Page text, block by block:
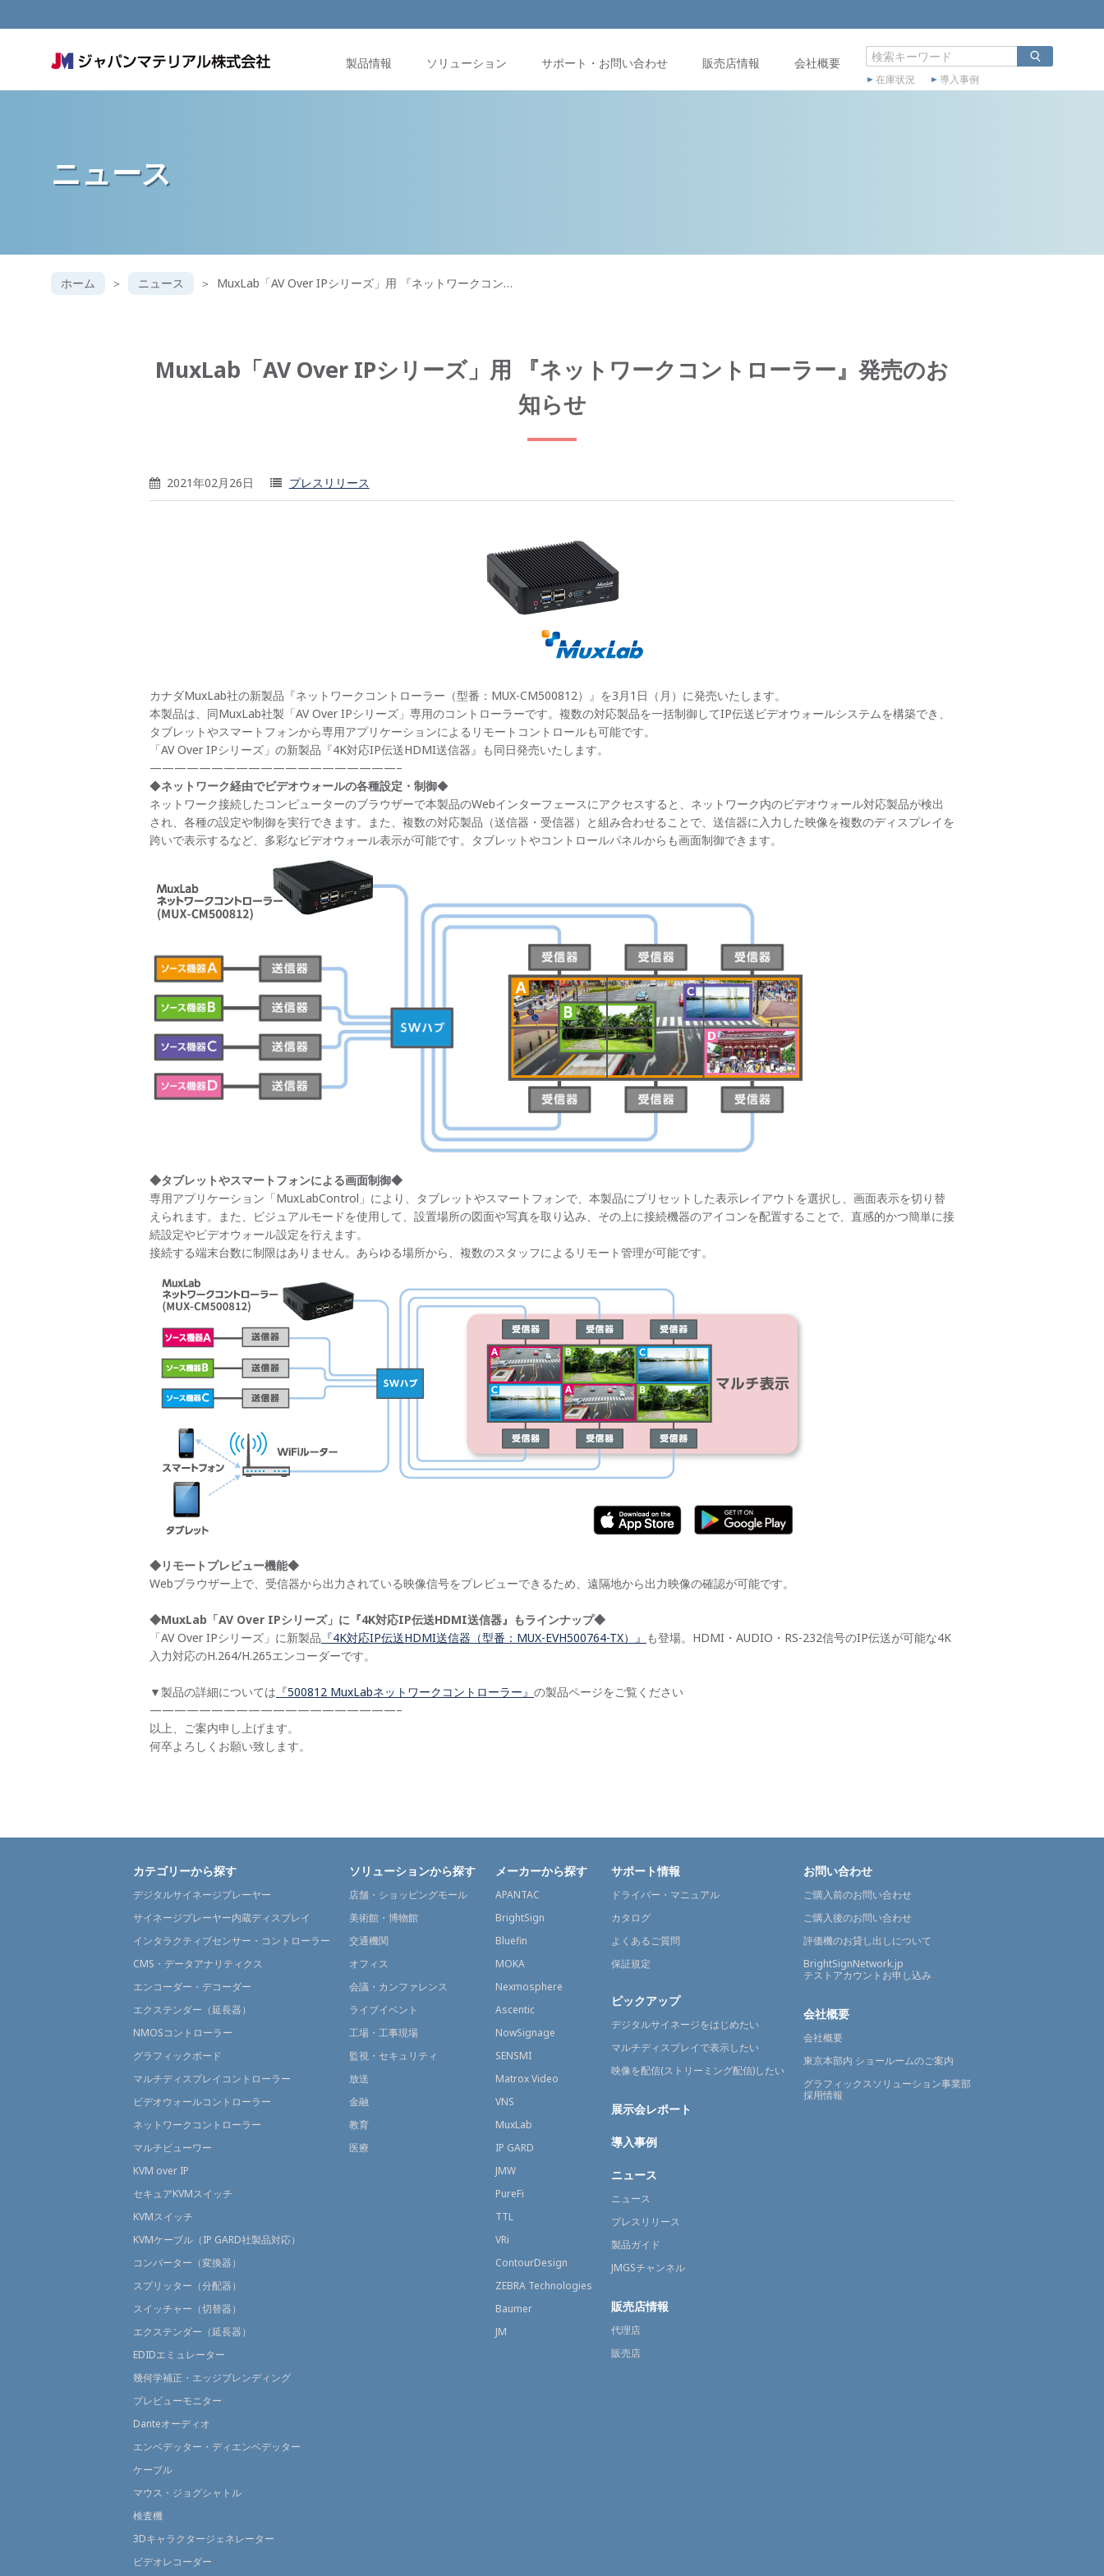
製品情報 ソリューション サポート・お問い合わせ 販売店情報 会社概要
在庫状況 導入事例
ニュース
ホーム ニュース MuxLab「AV Over IPシリーズ」用 『ネットワークコン…
MuxLab「AV Over IPシリーズ」用 『ネットワークコントローラー』発売のお
知らせ
2021年02月26日 プレスリリース
カナダMuxLab社の新製品『ネットワークコントローラー（型番：MUX-CM500812）』を3月1日（月）に発売いたします。
本製品は、同MuxLab社製「AV Over IPシリーズ」専用のコントローラーです。複数の対応製品を一括制御してIP伝送ビデオウォールシステムを構築でき、
タブレットやスマートフォンから専用アプリケーションによるリモートコントロールも可能です。
「AV Over IPシリーズ」の新製品『4K対応IP伝送HDMI送信器』も同日発売いたします。
————————————————————–
◆ネットワーク経由でビデオウォールの各種設定・制御◆
ネットワーク接続したコンピューターのブラウザーで本製品のWebインターフェースにアクセスすると、ネットワーク内のビデオウォール対応製品が検出
され、各種の設定や制御を実行できます。また、複数の対応製品（送信器・受信器）と組み合わせることで、送信器に入力した映像を複数のディスプレイを
跨いで表示するなど、多彩なビデオウォール表示が可能です。タブレットやコントロールパネルからも画面制御できます。
◆タブレットやスマートフォンによる画面制御◆
専用アプリケーション「MuxLabControl」により、タブレットやスマートフォンで、本製品にプリセットした表示レイアウトを選択し、画面表示を切り替
えられます。また、ビジュアルモードを使用して、設置場所の図面や写真を取り込み、その上に接続機器のアイコンを配置することで、直感的かつ簡単に接
続設定やビデオウォール設定を行えます。
接続する端末台数に制限はありません。あらゆる場所から、複数のスタッフによるリモート管理が可能です。
◆リモートプレビュー機能◆
Webブラウザー上で、受信器から出力されている映像信号をプレビューできるため、遠隔地から出力映像の確認が可能です。
◆MuxLab「AV Over IPシリーズ」に『4K対応IP伝送HDMI送信器』もラインナップ◆
「AV Over IPシリーズ」に新製品 『4K対応IP伝送HDMI送信器（型番：MUX-EVH500764-TX）』 も登場。HDMI・AUDIO・RS-232信号のIP伝送が可能な4K
入力対応のH.264/H.265エンコーダーです。
▼製品の詳細については 『500812 MuxLabネットワークコントローラー』 の製品ページをご覧ください
————————————————————–
以上、ご案内申し上げます。
何卒よろしくお願い致します。
カテゴリーから探す
デジタルサイネージプレーヤー
サイネージプレーヤー内蔵ディスプレイ
インタラクティブセンサー・コントローラー
CMS・データアナリティクス
エンコーダー・デコーダー
エクステンダー（延長器）
NMOSコントローラー
グラフィックボード
マルチディスプレイコントローラー
ビデオウォールコントローラー
ネットワークコントローラー
マルチビューワー
KVM over IP
セキュアKVMスイッチ
KVMスイッチ
KVMケーブル（IP GARD社製品対応）
コンバーター（変換器）
スプリッター（分配器）
スイッチャー（切替器）
エクステンダー（延長器）
EDIDエミュレーター
幾何学補正・エッジブレンディング
プレビューモニター
Danteオーディオ
エンベデッター・ディエンベデッター
ケーブル
マウス・ジョグシャトル
検査機
3Dキャラクタージェネレーター
ビデオレコーダー
ソリューションから探す
店舗・ショッピングモール
美術館・博物館
交通機関
オフィス
会議・カンファレンス
ライブイベント
工場・工事現場
監視・セキュリティ
放送
金融
教育
医療
メーカーから探す
APANTAC
BrightSign
Bluefin
MOKA
Nexmosphere
Ascentic
NowSignage
SENSMI
Matrox Video
VNS
MuxLab
IP GARD
JMW
PureFi
TTL
VRi
ContourDesign
ZEBRA Technologies
Baumer
JM
サポート情報
ドライバー・マニュアル
カタログ
よくあるご質問
保証規定
ピックアップ
デジタルサイネージをはじめたい
マルチディスプレイで表示したい
映像を配信(ストリーミング配信)したい
展示会レポート
導入事例
ニュース
ニュース
プレスリリース
製品ガイド
JMGSチャンネル
販売店情報
代理店
販売店
お問い合わせ
ご購入前のお問い合わせ
ご購入後のお問い合わせ
評価機のお貸し出しについて
BrightSignNetwork.jp
テストアカウントお申し込み
会社概要
会社概要
東京本部内 ショールームのご案内
グラフィックスソリューション事業部
採用情報